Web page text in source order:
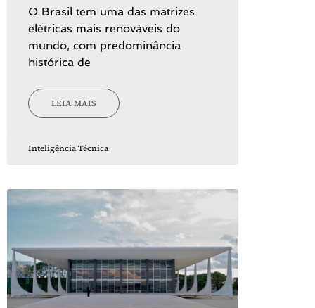
O Brasil tem uma das matrizes
elétricas mais renováveis do
mundo, com predominância
histórica de
LEIA MAIS
Inteligência Técnica